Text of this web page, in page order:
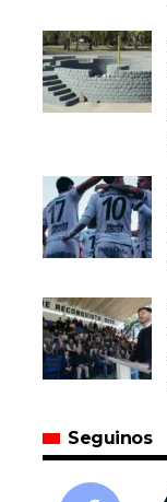
Seguinos